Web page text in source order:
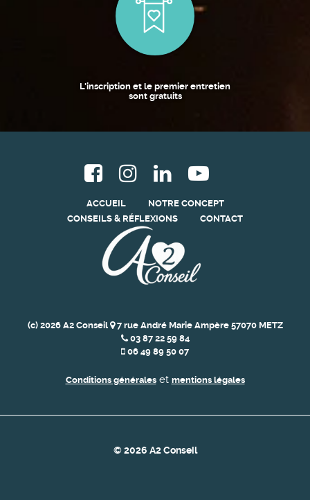
L'inscription et le premier entretien
sont gratuits
ACCUEIL
NOTRE CONCEPT
CONSEILS & RÉFLEXIONS
CONTACT
(c) 2026 A2 Conseil
7 rue André Marie Ampère 57070 METZ
03 87 22 59 84
06 49 89 50 07
Conditions générales et mentions légales
© 2026 A2 Conseil